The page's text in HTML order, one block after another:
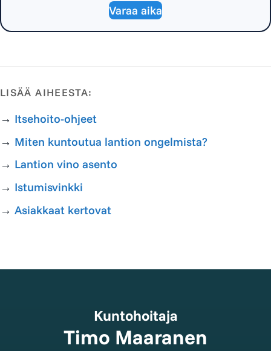
Varaa aika
LISÄÄ AIHEESTA:
→ Itsehoito-ohjeet
→ Miten kuntoutua lantion ongelmista?
→ Lantion vino asento
→ Istumisvinkki
→ Asiakkaat kertovat
Kuntohoitaja
Timo Maaranen